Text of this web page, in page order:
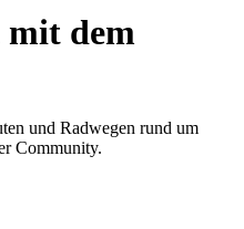
mit dem
und Radwegen rund um
Community.